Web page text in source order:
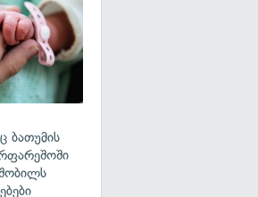
ბათუმის